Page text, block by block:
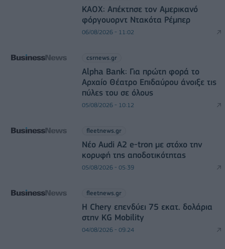
ΚΑΟΧ: Απέκτησε τον Αμερικανό
φόργουορντ Ντακότα Ρέμπερ
06/08/2026 - 11:02
csrnews.gr
Alpha Bank: Για πρώτη φορά το
Αρχαίο Θέατρο Επιδαύρου άνοιξε τις
πύλες του σε όλους
05/08/2026 - 10:12
fleetnews.gr
Νέο Audi A2 e-tron με στόχο την
κορυφή της αποδοτικότητας
05/08/2026 - 05:39
fleetnews.gr
Η Chery επενδύει 75 εκατ. δολάρια
στην KG Mobility
04/08/2026 - 09:24